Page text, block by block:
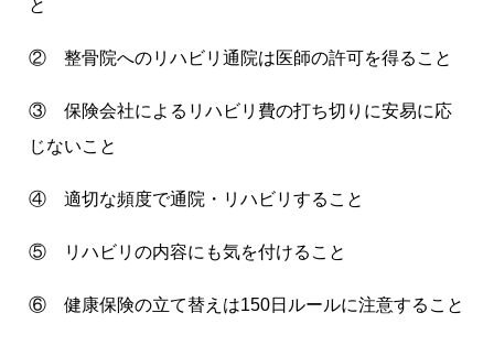
と
② 整骨院へのリハビリ通院は医師の許可を得ること
③ 保険会社によるリハビリ費の打ち切りに安易に応
じないこと
④ 適切な頻度で通院・リハビリすること
⑤ リハビリの内容にも気を付けること
⑥ 健康保険の立て替えは150日ルールに注意すること